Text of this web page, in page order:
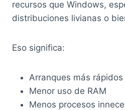
recursos que Windows,
distribuciones livianas o
Eso significa:
Arranques más rápidos
Menor uso de RAM
Menos procesos